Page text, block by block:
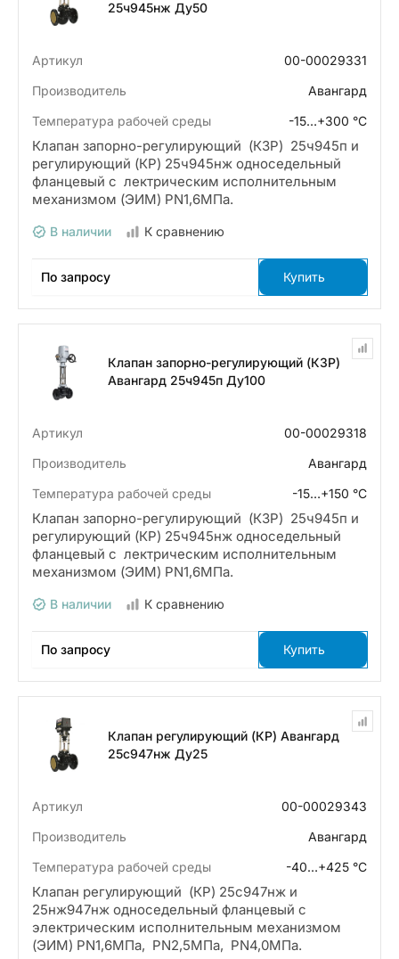
25ч945нж Ду50
Артикул
00-00029331
Производитель
Авангард
Температура рабочей среды
-15…+300 °С
Клапан запорно-регулирующий (КЗР) 25ч945п и
регулирующий (КР) 25ч945нж односедельный
фланцевый с лектрическим исполнительным
механизмом (ЭИМ) PN1,6МПа.
В наличии К сравнению
По запросу Купить
Клапан запорно-регулирующий (КЗР)
Авангард 25ч945п Ду100
Артикул
00-00029318
Производитель
Авангард
Температура рабочей среды
-15…+150 °С
Клапан запорно-регулирующий (КЗР) 25ч945п и
регулирующий (КР) 25ч945нж односедельный
фланцевый с лектрическим исполнительным
механизмом (ЭИМ) PN1,6МПа.
В наличии К сравнению
По запросу Купить
Клапан регулирующий (КР) Авангард
25с947нж Ду25
Артикул
00-00029343
Производитель
Авангард
Температура рабочей среды
-40…+425 °С
Клапан регулирующий (КР) 25с947нж и
25нж947нж односедельный фланцевый с
электрическим исполнительным механизмом
(ЭИМ) PN1,6МПа, PN2,5МПа, PN4,0МПа.